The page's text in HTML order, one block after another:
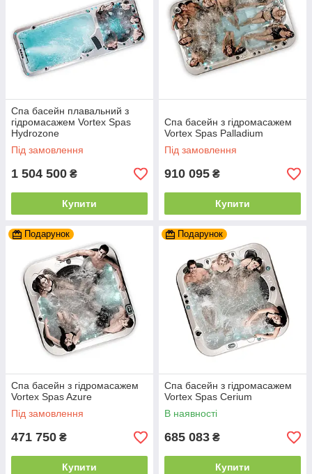
Спа басейн плавальний з
гідромасажем Vortex Spas
Hydrozone
Під замовлення
1 504 500 ₴
Купити
Спа басейн з гідромасажем
Vortex Spas Palladium
Під замовлення
910 095 ₴
Купити
Подарунок
Спа басейн з гідромасажем
Vortex Spas Azure
Під замовлення
471 750 ₴
Купити
Подарунок
Спа басейн з гідромасажем
Vortex Spas Cerium
В наявності
685 083 ₴
Купити